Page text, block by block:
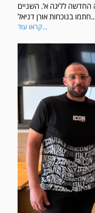
לליגה א’. השניים
דניאל....
קראו עוד...